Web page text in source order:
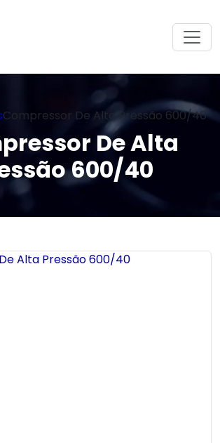
Compressor De Alta Pressão 600/40
De Alta
600/40